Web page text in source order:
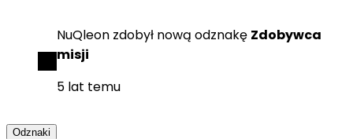
NuQleon zdobył nową odznakę Zdobywca
misji
5 lat temu
Odznaki